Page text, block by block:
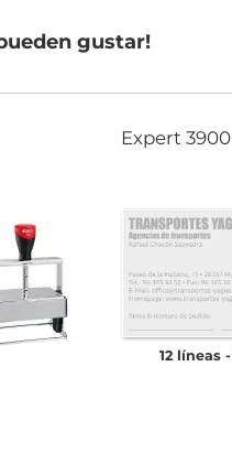
gustar!
Expert 3900
12 líneas